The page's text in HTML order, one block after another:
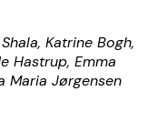
Katrine Bogh,
Hastrup, Emma
Maria Jørgensen